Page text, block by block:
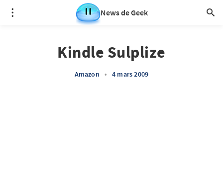
News de Geek
Kindle Sulplize
Amazon • 4 mars 2009